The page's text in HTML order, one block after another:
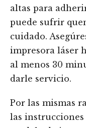
altas para
puede sufrir
cuidado.
impresora láser
al menos 30
darle servicio.
Por las mismas
las instrucciones